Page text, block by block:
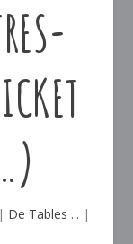
| De Tables ... |